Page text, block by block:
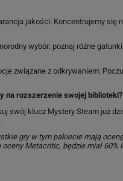
jakości: Koncentrujemy się
wybór: poznaj różne
związane z odkrywaniem:
na rozszerzenie swojej biblioteki?
swój klucz Mystery Steam już
gry w tym pakiecie mają
oceny Metacritic, będzie miał